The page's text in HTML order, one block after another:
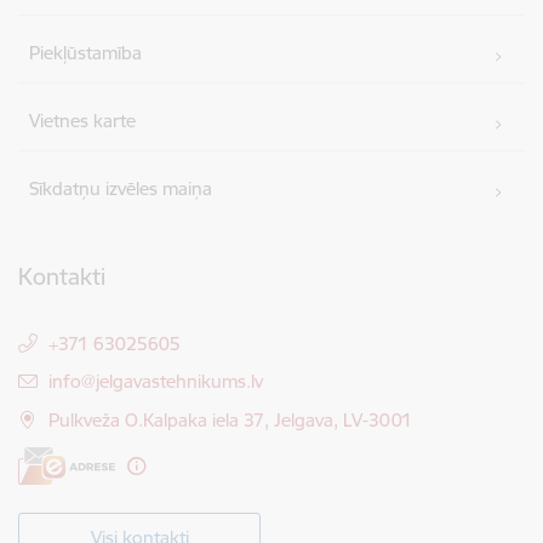
Piekļūstamība
Vietnes karte
Sīkdatņu izvēles maiņa
Kontakti
+371 63025605
E-pasts:
info@jelgavastehnikums.lv
Pulkveža O.Kalpaka iela 37, Jelgava, LV-3001
Visi kontakti